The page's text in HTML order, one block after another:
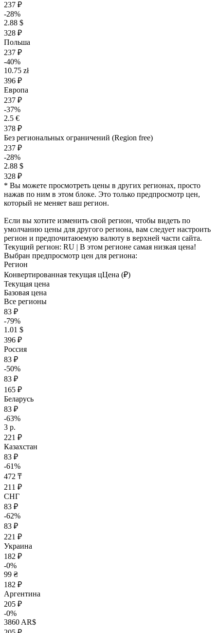
237 ₽
-28%
2.88 $
328 ₽
Польша
237 ₽
-40%
10.75 zł
396 ₽
Европа
237 ₽
-37%
2.5 €
378 ₽
Без региональных ограничений (Region free)
237 ₽
-28%
2.88 $
328 ₽
* Вы можете просмотреть цены в других регионах, просто
нажав по ним в этом блоке. Это только предпросмотр цен,
который не меняет ваш регион.
Если вы хотите изменить свой регион, чтобы видеть по
умолчанию цены для другого региона, вам следует настроить
регион и предпочитаюемую валюту в верхней части сайта.
Текущий регион: RU | В этом регионе самая низкая цена!
Выбран предпросмотр цен для региона:
Регион
Конвертированная текущая цЦена (₽)
Текущая цена
Базовая цена
Все регионы
83 ₽
-79%
1.01 $
396 ₽
Россия
83 ₽
-50%
83 ₽
165 ₽
Беларусь
83 ₽
-63%
3 р.
221 ₽
Казахстан
83 ₽
-61%
472 ₸
211 ₽
СНГ
83 ₽
-62%
83 ₽
221 ₽
Украина
182 ₽
-0%
99 ₴
182 ₽
Аргентина
205 ₽
-0%
3860 AR$